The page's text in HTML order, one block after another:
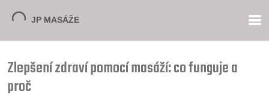
Zlepšení zdraví pomocí masáží: co funguje a
proč